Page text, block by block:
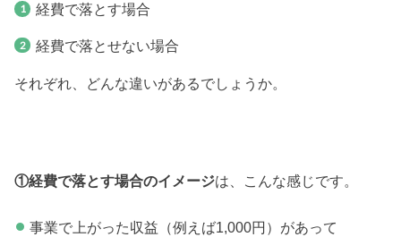
経費で落とす場合
経費で落とせない場合
それぞれ、どんな違いがあるでしょうか。
①経費で落とす場合のイメージは、こんな感じです。
事業で上がった収益（例えば1,000円）があって